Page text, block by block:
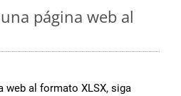
página web al
web al formato XLSX, siga